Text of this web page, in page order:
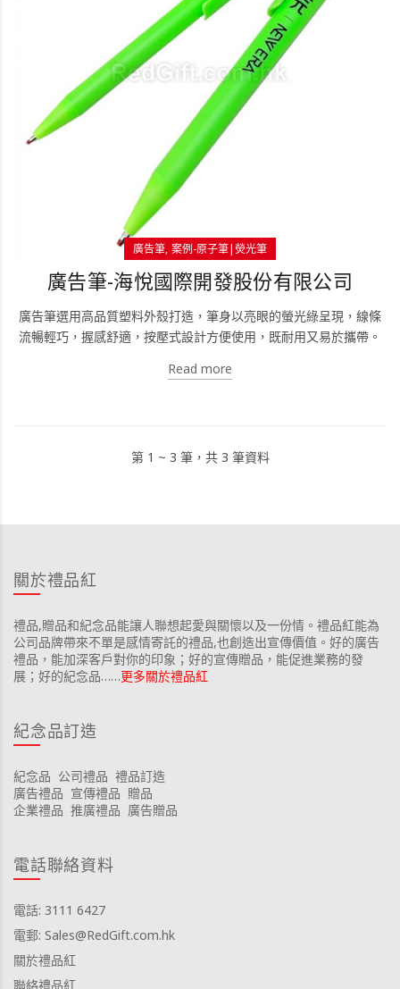
廣告筆 案例-原子筆|熒光筆
廣告筆-海悅國際開發股份有限公司
廣告筆選用高品質塑料外殼打造，筆身以亮眼的螢光綠呈現，線條
流暢輕巧，握感舒適，按壓式設計方便使用，既耐用又易於攜帶。
Read more
第 1 ~ 3 筆，共 3 筆資料
關於禮品紅
禮品,贈品和紀念品能讓人聯想起愛與關懷以及一份情。禮品紅能為
公司品牌帶來不單是感情寄託的禮品,也創造出宣傳價值。好的廣告
禮品，能加深客戶對你的印象；好的宣傳贈品，能促進業務的發
展；好的紀念品……更多關於禮品紅
紀念品訂造
紀念品 公司禮品 禮品訂造
廣告禮品 宣傳禮品 贈品
企業禮品 推廣禮品 廣告贈品
電話聯絡資料
電話: 3111 6427
電郵: Sales@RedGift.com.hk
關於禮品紅
聯絡禮品紅